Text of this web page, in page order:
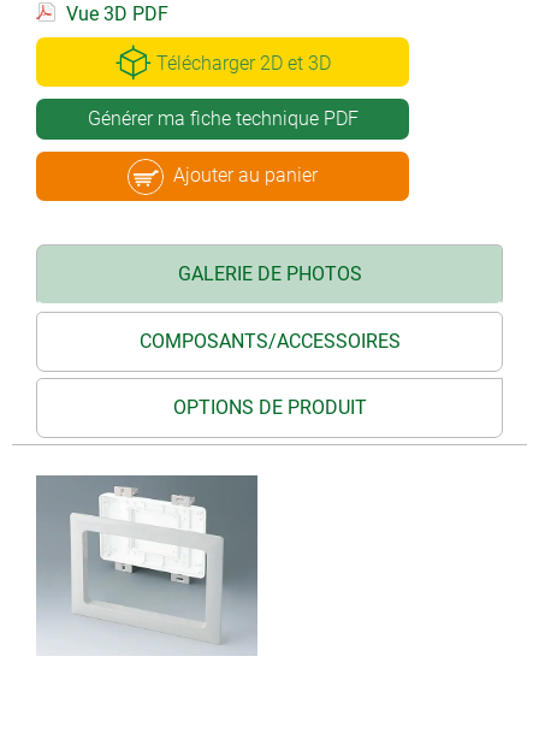
Vue 3D PDF
Télécharger 2D et 3D
Générer ma fiche technique PDF
Ajouter au panier
GALERIE DE PHOTOS
COMPOSANTS/ACCESSOIRES
OPTIONS DE PRODUIT